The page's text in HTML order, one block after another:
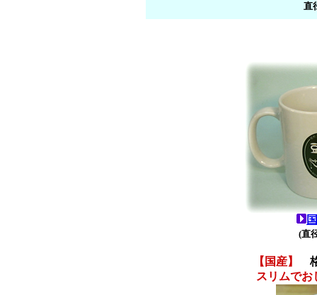
直
(直
【国産】
スリムでお